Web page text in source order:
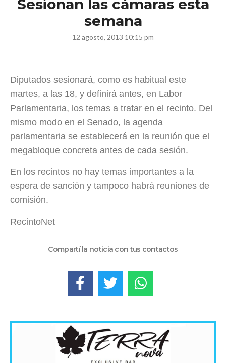
Sesionan las cámaras esta
semana
12 agosto, 2013 10:15 pm
Diputados sesionará, como es habitual este
martes, a las 18, y definirá antes, en Labor
Parlamentaria, los temas a tratar en el recinto. Del
mismo modo en el Senado, la agenda
parlamentaria se establecerá en la reunión que el
megabloque concreta antes de cada sesión.
En los recintos no hay temas importantes a la
espera de sanción y tampoco habrá reuniones de
comisión.
RecintoNet
Compartí la noticia con tus contactos